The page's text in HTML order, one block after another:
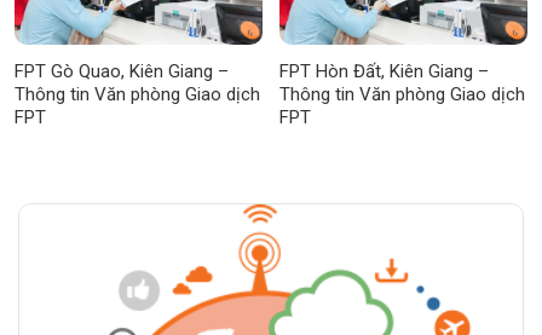
FPT Gò Quao, Kiên Giang –
Thông tin Văn phòng Giao dịch
FPT
FPT Hòn Đất, Kiên Giang –
Thông tin Văn phòng Giao dịch
FPT